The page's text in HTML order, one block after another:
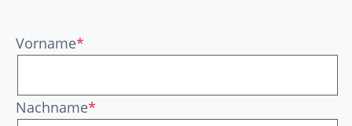
Vorname*
Nachname*